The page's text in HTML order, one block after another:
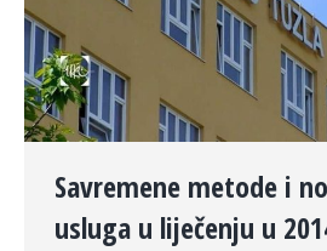
Savremene metode i
usluga u liječenju u